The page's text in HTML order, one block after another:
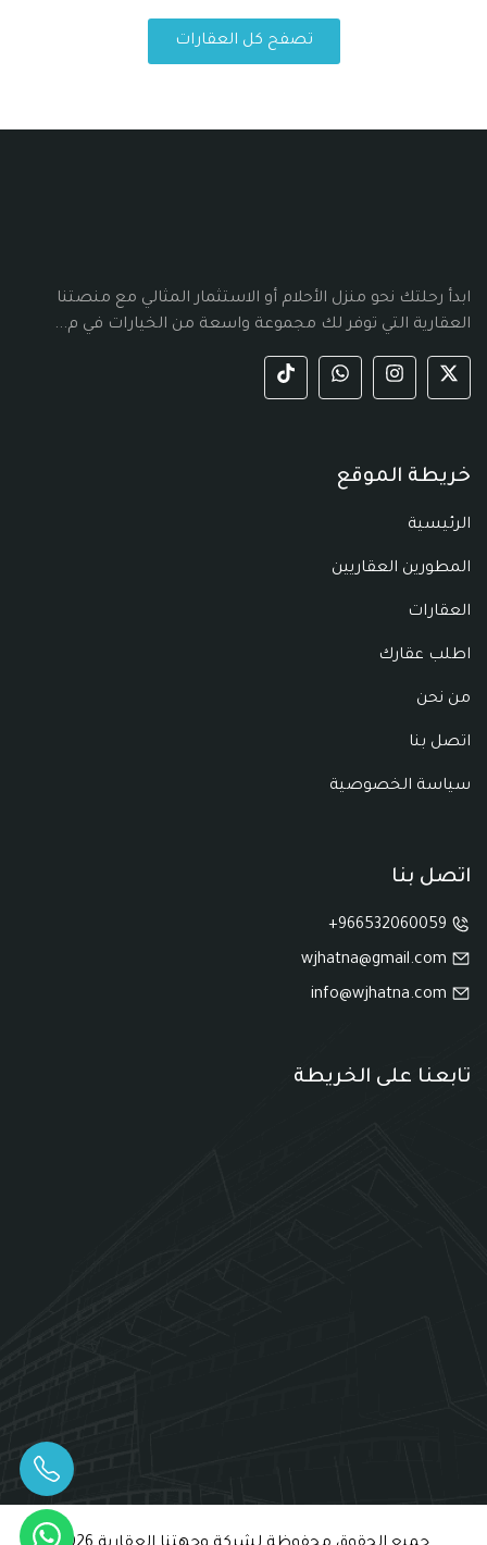
تصفح كل العقارات
ابدأ رحلتك نحو منزل الأحلام أو الاستثمار المثالي مع منصتنا
العقارية التي توفر لك مجموعة واسعة من الخيارات في م...
خريطة الموقع
الرئيسية
المطورين العقاريين
العقارات
اطلب عقارك
من نحن
اتصل بنا
سياسة الخصوصية
اتصل بنا
تابعنا على الخريطة